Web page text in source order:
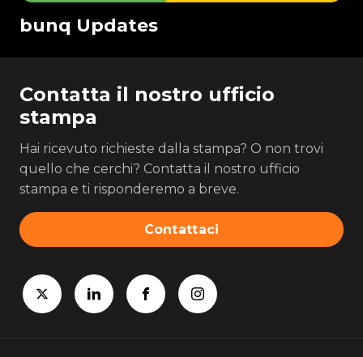
bunq Updates
Contatta il nostro ufficio
stampa
Hai ricevuto richieste dalla stampa? O non trovi
quello che cerchi? Contatta il nostro ufficio
stampa e ti risponderemo a breve.
Contattaci